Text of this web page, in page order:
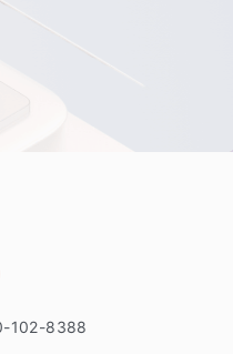
102-8388